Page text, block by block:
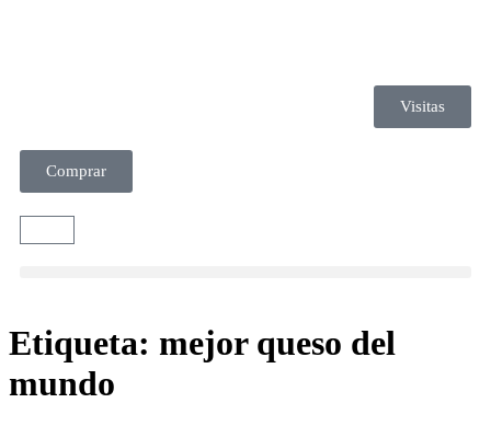
Visitas
Comprar
Etiqueta: mejor queso del
mundo